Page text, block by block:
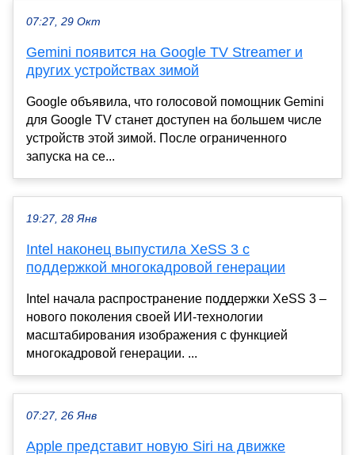
07:27, 29 Окт
Gemini появится на Google TV Streamer и
других устройствах зимой
Google объявила, что голосовой помощник Gemini
для Google TV станет доступен на большем числе
устройств этой зимой. После ограниченного
запуска на се...
19:27, 28 Янв
Intel наконец выпустила XeSS 3 с
поддержкой многокадровой генерации
Intel начала распространение поддержки XeSS 3 –
нового поколения своей ИИ-технологии
масштабирования изображения с функцией
многокадровой генерации. ...
07:27, 26 Янв
Apple представит новую Siri на движке